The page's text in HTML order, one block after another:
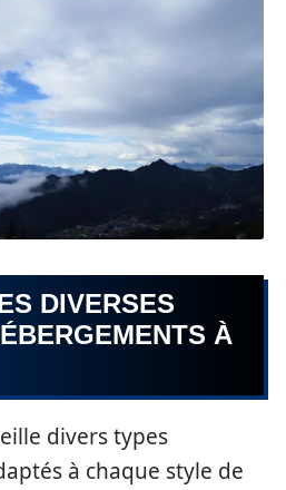
DIVERSES
À
divers types
à chaque style de